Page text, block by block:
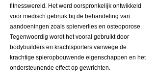
fitnesswereld. Het werd oorspronkelijk ontwikkeld
voor medisch gebruik bij de behandeling van
aandoeningen zoals spierverlies en osteoporose.
Tegenwoordig wordt het vooral gebruikt door
bodybuilders en krachtsporters vanwege de
krachtige spieropbouwende eigenschappen en het
ondersteunende effect op gewrichten.